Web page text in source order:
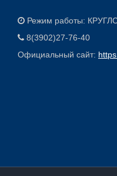
Режим работы:
8(3902)27-76-40
Официальный сайт: